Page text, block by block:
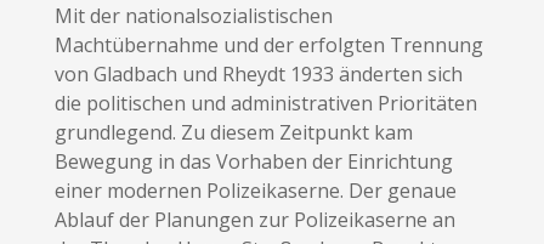
Mit der nationalsozialistischen
Machtübernahme und der erfolgten Trennung
von Gladbach und Rheydt 1933 änderten sich
die politischen und administrativen Prioritäten
grundlegend. Zu diesem Zeitpunkt kam
Bewegung in das Vorhaben der Einrichtung
einer modernen Polizeikaserne. Der genaue
Ablauf der Planungen zur Polizeikaserne an